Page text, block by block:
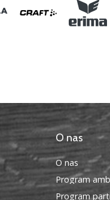
O nas
O nas
Program
Program